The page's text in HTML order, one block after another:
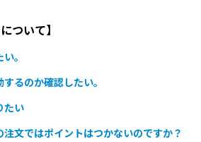
ついて】
。
るのか確認したい。
たい
文ではポイントはつかないのですか？